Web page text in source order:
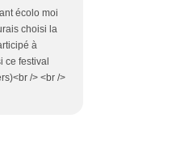
écolo moi
choisi la
à
ce festival
/> <br />